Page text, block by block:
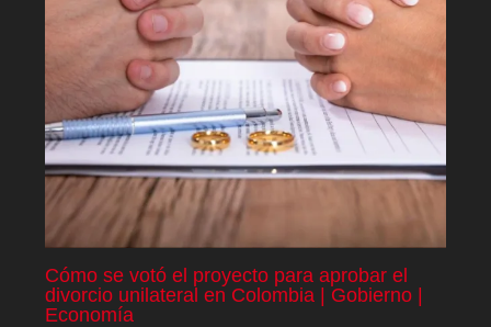
Cómo se votó el proyecto para aprobar el
divorcio unilateral en Colombia | Gobierno |
Economía